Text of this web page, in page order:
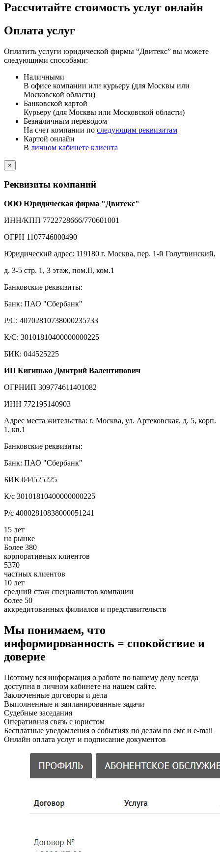
Рассчитайте стоимость услуг онлайн
Оплата услуг
Оплатить услуги юридической фирмы “Двитекс” вы можете
следующими способами:
Наличными
В офисе компании или курьеру (для Москвы или
Московской области)
Банковской картой
Курьеру (для Москвы или Московской области)
Безналичным переводом
На счет компании по следующим реквизитам
Картой онлайн
В личном кабинете клиента
×
Реквизиты компаний
ООО Юридическая фирма "Двитекс"
ИНН/КПП 7722728666/770601001
ОГРН 1107746800490
Юридический адрес: 119180 г. Москва, пер. 1-й Голутвинский,
д. 3-5 стр. 1, 3 этаж, пом.II, ком.1
Банковские реквизиты:
Банк: ПАО "Сбербанк"
Р/С: 40702810738000235733
К/С: 30101810400000000225
БИК: 044525225
ИП Кигинько Дмитрий Валентинович
ОГРНИП 309774611401082
ИНН 772195140903
Адрес места жительства: г. Москва, ул. Артековская, д. 5, корп.
1, кв.1
Банковские реквизиты:
Банк: ПАО "Сбербанк"
БИК 044525225
К/с 30101810400000000225
Р/с 40802810838000051241
15 лет
на рынке
Более 380
корпоративных клиентов
5370
частных клиентов
10 лет
средний стаж специалистов компании
более 50
аккредитованных филиалов и представительств
Мы понимаем, что
информированность = спокойствие и
доверие
Поэтому вся информация о работе по вашему делу всегда
доступна в личном кабинете на нашем сайте.
Заключенные договоры и дела
Выполненные и запланированные задачи
Судебные заседания
Оперативная связь с юристом
Бесплатные уведомления о событиях по делам по смс и e-mail
Онлайн оплата услуг и подписание документов